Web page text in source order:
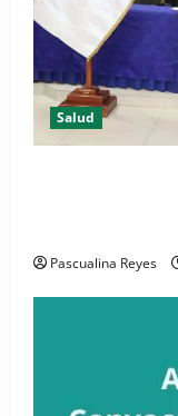
Salud
Pascualina Reyes